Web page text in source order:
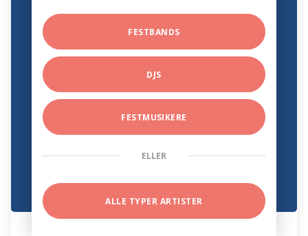
FESTBANDS
DJS
FESTMUSIKERE
ELLER
ALLE TYPER ARTISTER